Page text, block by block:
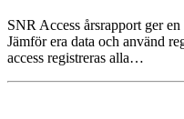
SNR Access årsrapport ger
Jämför era data och använd
access registreras alla…